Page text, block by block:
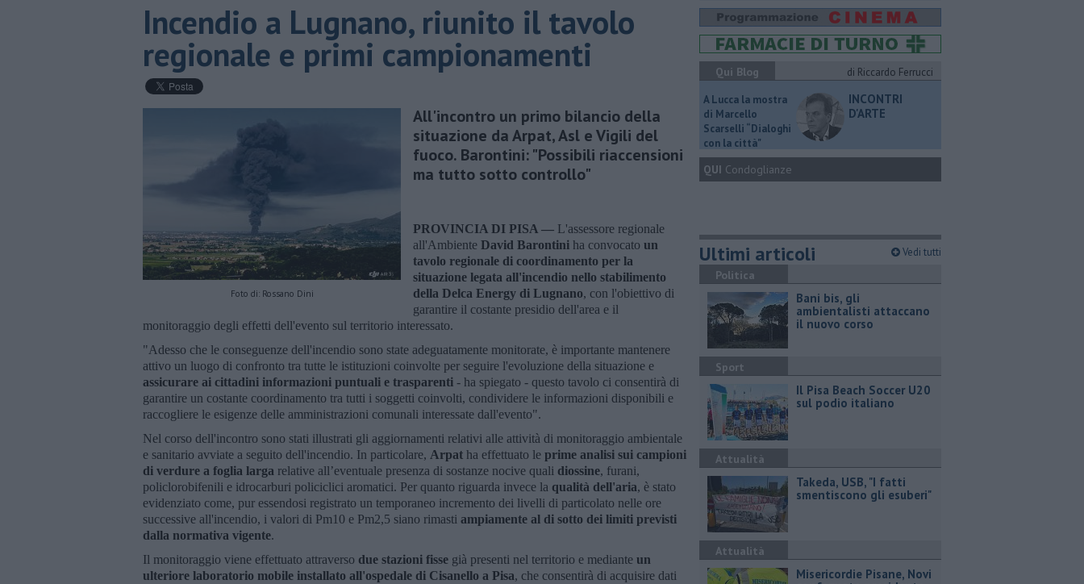
Incendio a Lugnano, riunito il tavolo
regionale e primi campionamenti
Foto di: Rossano Dini
All'incontro un primo bilancio della
situazione da Arpat, Asl e Vigili del
fuoco. Barontini: "Possibili riaccensioni
ma tutto sotto controllo"
PROVINCIA DI PISA — L'assessore regionale
all'Ambiente David Barontini ha convocato un
tavolo regionale di coordinamento per la
situazione legata all'incendio nello stabilimento
della Delca Energy di Lugnano, con l'obiettivo di
garantire il costante presidio dell'area e il
monitoraggio degli effetti dell'evento sul territorio interessato.
"Adesso che le conseguenze dell'incendio sono state adeguatamente monitorate, è importante mantenere
attivo un luogo di confronto tra tutte le istituzioni coinvolte per seguire l'evoluzione della situazione e
assicurare ai cittadini informazioni puntuali e trasparenti - ha spiegato - questo tavolo ci consentirà di
garantire un costante coordinamento tra tutti i soggetti coinvolti, condividere le informazioni disponibili e
raccogliere le esigenze delle amministrazioni comunali interessate dall'evento".
Nel corso dell'incontro sono stati illustrati gli aggiornamenti relativi alle attività di monitoraggio ambientale
e sanitario avviate a seguito dell'incendio. In particolare, Arpat ha effettuato le prime analisi sui campioni
di verdure a foglia larga relative all’eventuale presenza di sostanze nocive quali diossine, furani,
policlorobifenili e idrocarburi policiclici aromatici. Per quanto riguarda invece la qualità dell'aria, è stato
evidenziato come, pur essendosi registrato un temporaneo incremento dei livelli di particolato nelle ore
successive all'incendio, i valori di Pm10 e Pm2,5 siano rimasti ampiamente al di sotto dei limiti previsti
dalla normativa vigente.
Il monitoraggio viene effettuato attraverso due stazioni fisse già presenti nel territorio e mediante un
ulteriore laboratorio mobile installato all'ospedale di Cisanello a Pisa, che consentirà di acquisire dati
Qui Blog
di Riccardo Ferrucci
A Lucca la mostra
di Marcello
Scarselli “Dialoghi
con la città"
INCONTRI
D'ARTE
QUI Condoglianze
Ultimi articoli Vedi tutti
Politica
Bani bis, gli
ambientalisti attaccano
il nuovo corso
Sport
Il Pisa Beach Soccer U20
sul podio italiano
Attualità
Takeda, USB, "I fatti
smentiscono gli esuberi"
Attualità
Misericordie Pisane, Novi